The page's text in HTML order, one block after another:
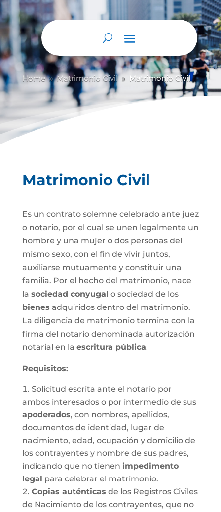
Abrir barra de herramientas
Home 9 Matrimonio Civil 9 Matrimonio Civil
Matrimonio Civil
Es un contrato solemne celebrado ante juez
o notario, por el cual se unen legalmente un
hombre y una mujer o dos personas del
mismo sexo, con el fin de vivir juntos,
auxiliarse mutuamente y constituir una
familia. Por el hecho del matrimonio, nace
la sociedad conyugal o sociedad de los
bienes adquiridos dentro del matrimonio.
La diligencia de matrimonio termina con la
firma del notario denominada autorización
notarial en la escritura pública.
Requisitos:
Solicitud escrita ante el notario por
ambos interesados o por intermedio de sus
apoderados, con nombres, apellidos,
documentos de identidad, lugar de
nacimiento, edad, ocupación y domicilio de
los contrayentes y nombre de sus padres,
indicando que no tienen impedimento
legal para celebrar el matrimonio.
Copias auténticas de los Registros Civiles
de Nacimiento de los contrayentes, que no